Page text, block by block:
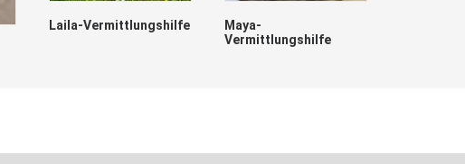
Laila-Vermittlungshilfe
Maya-
Vermittlungshilfe